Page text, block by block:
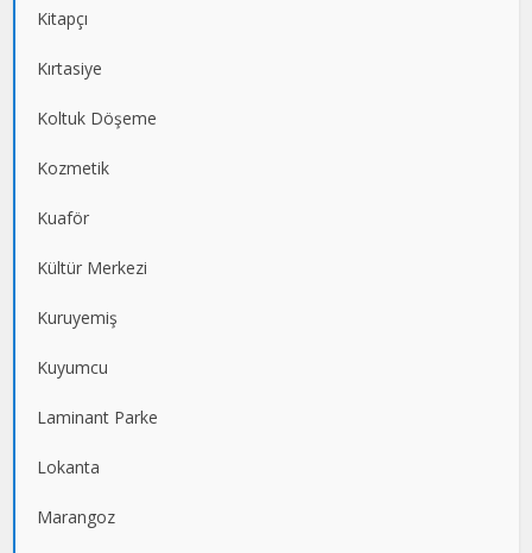
Kitapçı
Kırtasiye
Koltuk Döşeme
Kozmetik
Kuaför
Kültür Merkezi
Kuruyemiş
Kuyumcu
Laminant Parke
Lokanta
Marangoz